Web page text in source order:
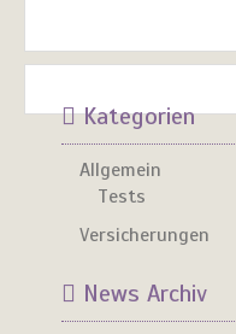
Kategorien
Allgemein
Tests
Versicherungen
News Archiv